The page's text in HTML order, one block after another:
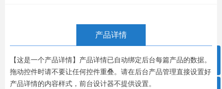
产品详情
【这是一个产品详情】产品详情已自动绑定后台每篇产品的数据。
拖动控件时请不要让任何控件重叠。请在后台产品管理直接设置好
产品详情的内容样式，前台设计器不提供设置。
ꁸ